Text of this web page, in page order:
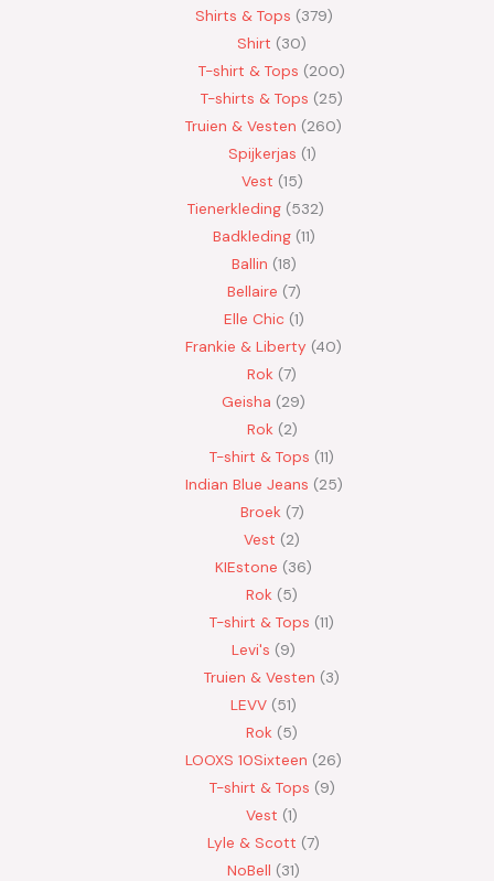
Shirts & Tops 379
Shirt
30
T-shirt & Tops
200
T-shirts & Tops
25
Truien & Vesten
260
Spijkerjas 1
Vest 15
Tienerkleding 532
Badkleding 11
Ballin 18
Bellaire 7
Elle Chic 1
Frankie & Liberty 40
Rok 7
Geisha
29
Rok 2
T-shirt & Tops 11
Indian Blue Jeans 25
Broek 7
Vest
2
KIEstone
36
Rok 5
T-shirt & Tops 11
Levi's
9
Truien & Vesten
3
LEVV 51
Rok 5
LOOXS 10Sixteen
26
T-shirt & Tops 9
Vest 1
Lyle & Scott 7
NoBell
31